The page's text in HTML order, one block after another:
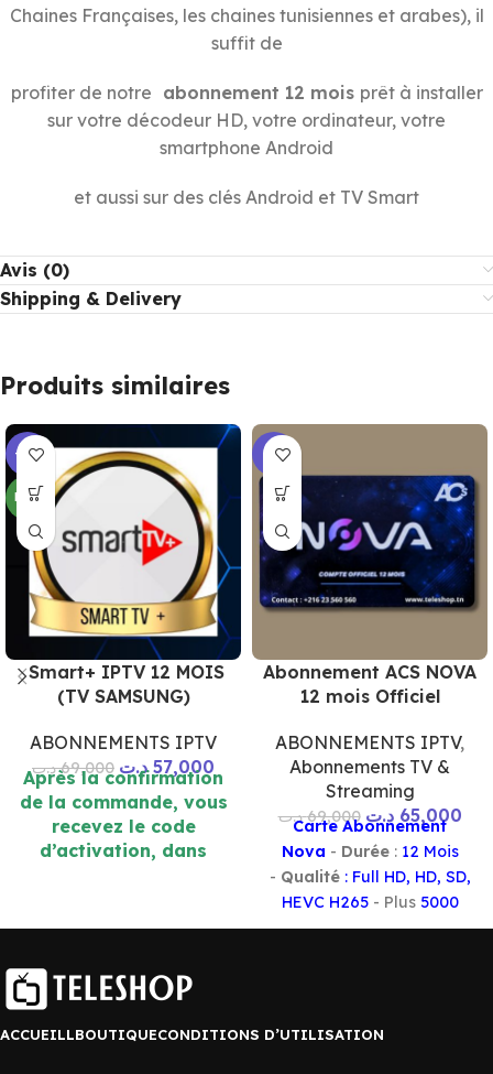
Chaines Françaises, les chaines tunisiennes et arabes), il
suffit de
profiter de notre abonnement 12 mois prêt à installer
sur votre décodeur HD, votre ordinateur, votre
smartphone Android
et aussi sur des clés Android et TV Smart
Avis (0)
Shipping & Delivery
Produits similaires
-17%
NEW
Smart+ IPTV 12 MOIS
(TV SAMSUNG)
ABONNEMENTS IPTV
69,000 د.ت 57,000 د.ت
Après la confirmation
de la commande, vous
recevez le code
d’activation, dans
10 mn )
-6%
Abonnement ACS NOVA
12 mois Officiel
ABONNEMENTS IPTV,
Abonnements TV &
Streaming
69,000 د.ت 65,000 د.ت
Carte Abonnement
Nova - Durée: 12 Mois
- Qualité : Full HD, HD, SD,
HEVC H265- Plus 5000
chaines- Vous offre l’accès
toutes catégories
ACCUEILLBOUTIQUECONDITIONS D’UTILISATION